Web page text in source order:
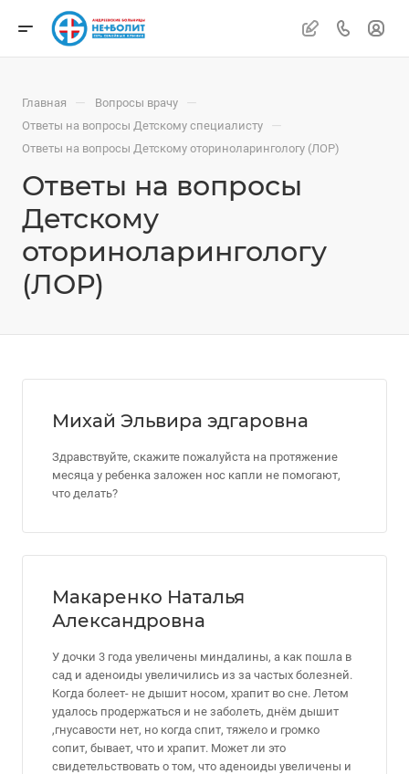
Главная — Вопросы врачу —
Ответы на вопросы Детскому специалисту —
Ответы на вопросы Детскому оториноларингологу (ЛОР)
Ответы на вопросы
Детскому
оториноларингологу
(ЛОР)
Михай Эльвира эдгаровна
Здравствуйте, скажите пожалуйста на протяжение
месяца у ребенка заложен нос капли не помогают,
что делать?
Макаренко Наталья
Александровна
У дочки 3 года увеличены миндалины, а как пошла в
сад и аденоиды увеличились из за частых болезней.
Когда болеет- не дышит носом, храпит во сне. Летом
удалось продержаться и не заболеть, днём дышит
,гнусавости нет, но когда спит, тяжело и громко
сопит, бывает, что и храпит. Может ли это
свидетельствовать о том, что аденоиды увеличены и